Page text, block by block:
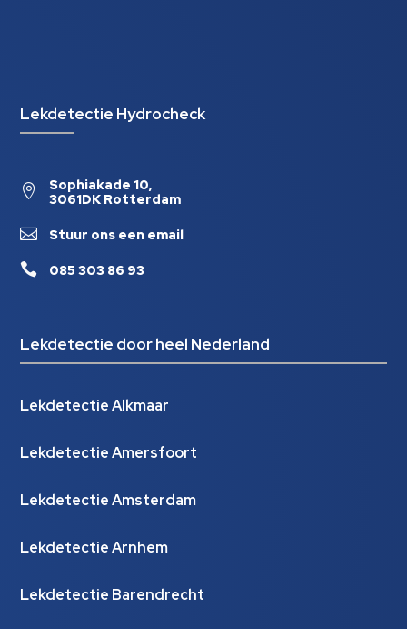
Lekdetectie Hydrocheck

Sophiakade 10,
3061DK Rotterdam
 Stuur ons een email
 085 303 86 93
Lekdetectie door heel Nederland
Lekdetectie Alkmaar
Lekdetectie Amersfoort
Lekdetectie Amsterdam
Lekdetectie Arnhem
Lekdetectie Barendrecht